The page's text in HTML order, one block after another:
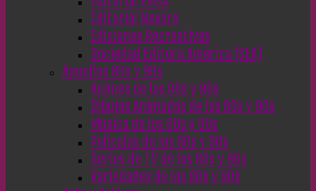
Editorial Novaro
Ediciones Recreativas
Sociedad Editora América (SEA)
Aquellos 80s y 90s
Animes de los 80s y 90s
Dibujos Animados de los 80s y 90s
Música de los 80s y 90s
Películas de los 80s y 90s
Series de TV de los 80s y 90s
Variedades de los 80s y 90s